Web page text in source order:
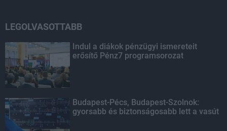
LEGOLVASOTTABB
Indul a diákok pénzügyi ismereteit
erősítő Pénz7 programsorozat
Budapest-Pécs, Budapest-Szolnok:
gyorsabb és biztonságosabb lett a vasút